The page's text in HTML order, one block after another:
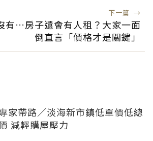
下一篇 →
有…房子還會有人租？大家一面
倒直言「價格才是關鍵」
家帶路／淡海新市鎮低單價低總
減輕購屋壓力